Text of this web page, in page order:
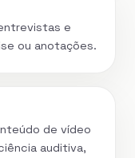
e
ou anotações.
de vídeo
auditiva,